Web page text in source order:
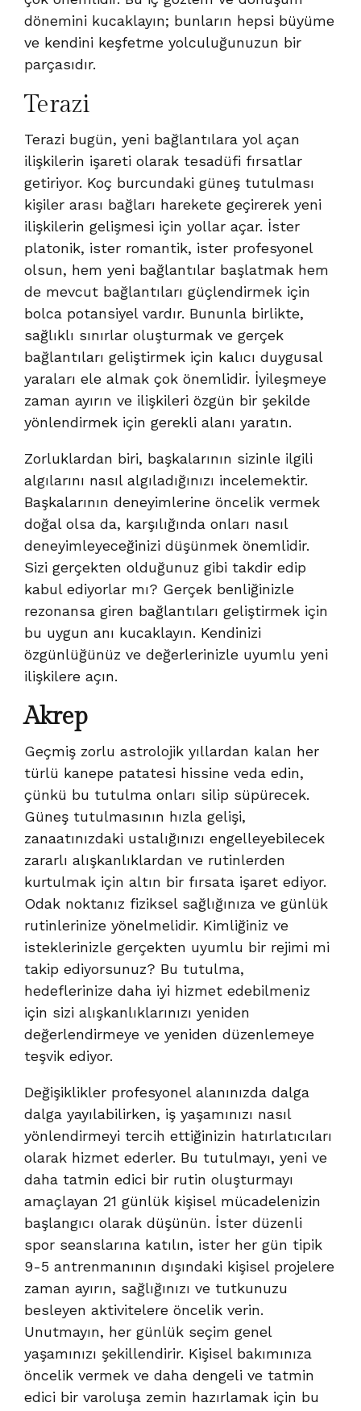
dönemini kucaklayın; bunların hepsi büyüme
ve kendini keşfetme yolculuğunuzun bir
parçasıdır.
Terazi
Terazi bugün, yeni bağlantılara yol açan
ilişkilerin işareti olarak tesadüfi fırsatlar
getiriyor. Koç burcundaki güneş tutulması
kişiler arası bağları harekete geçirerek yeni
ilişkilerin gelişmesi için yollar açar. İster
platonik, ister romantik, ister profesyonel
olsun, hem yeni bağlantılar başlatmak hem
de mevcut bağlantıları güçlendirmek için
bolca potansiyel vardır. Bununla birlikte,
sağlıklı sınırlar oluşturmak ve gerçek
bağlantıları geliştirmek için kalıcı duygusal
yaraları ele almak çok önemlidir. İyileşmeye
zaman ayırın ve ilişkileri özgün bir şekilde
yönlendirmek için gerekli alanı yaratın.
Zorluklardan biri, başkalarının sizinle ilgili
algılarını nasıl algıladığınızı incelemektir.
Başkalarının deneyimlerine öncelik vermek
doğal olsa da, karşılığında onları nasıl
deneyimleyeceğinizi düşünmek önemlidir.
Sizi gerçekten olduğunuz gibi takdir edip
kabul ediyorlar mı? Gerçek benliğinizle
rezonansa giren bağlantıları geliştirmek için
bu uygun anı kucaklayın. Kendinizi
özgünlüğünüz ve değerlerinizle uyumlu yeni
ilişkilere açın.
Akrep
Geçmiş zorlu astrolojik yıllardan kalan her
türlü kanepe patatesi hissine veda edin,
çünkü bu tutulma onları silip süpürecek.
Güneş tutulmasının hızla gelişi,
zanaatınızdaki ustalığınızı engelleyebilecek
zararlı alışkanlıklardan ve rutinlerden
kurtulmak için altın bir fırsata işaret ediyor.
Odak noktanız fiziksel sağlığınıza ve günlük
rutinlerinize yönelmelidir. Kimliğiniz ve
isteklerinizle gerçekten uyumlu bir rejimi mi
takip ediyorsunuz? Bu tutulma,
hedeflerinize daha iyi hizmet edebilmeniz
için sizi alışkanlıklarınızı yeniden
değerlendirmeye ve yeniden düzenlemeye
teşvik ediyor.
Değişiklikler profesyonel alanınızda dalga
dalga yayılabilirken, iş yaşamınızı nasıl
yönlendirmeyi tercih ettiğinizin hatırlatıcıları
olarak hizmet ederler. Bu tutulmayı, yeni ve
daha tatmin edici bir rutin oluşturmayı
amaçlayan 21 günlük kişisel mücadelenizin
başlangıcı olarak düşünün. İster düzenli
spor seanslarına katılın, ister her gün tipik
9-5 antrenmanının dışındaki kişisel projelere
zaman ayırın, sağlığınızı ve tutkunuzu
besleyen aktivitelere öncelik verin.
Unutmayın, her günlük seçim genel
yaşamınızı şekillendirir. Kişisel bakımınıza
öncelik vermek ve daha dengeli ve tatmin
edici bir varoluşa zemin hazırlamak için bu